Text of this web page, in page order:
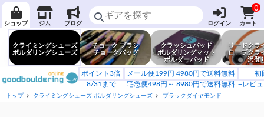
ショップ ジム ブログ ログイン
0
カート
クライミングシューズ
ボルダリングシューズ
チョーク ブラシ
チョークバッグ
クラッシュパッド
ボルダリングマット
ボルダーパッド
リードクラ
ロープクラ
沢登
ポイント3倍
8/31まで
メール便199円 4980円で送料無料
宅急便498円～ 8980円で送料無料
初
+レビ
トップ クライミングシューズ ボルダリングシューズ ブラックダイヤモンド